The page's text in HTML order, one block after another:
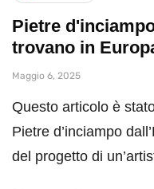
Pietre
trovano in
Maggio 6, 2025
Questo articolo è
Pietre d’inciampo
del progetto di